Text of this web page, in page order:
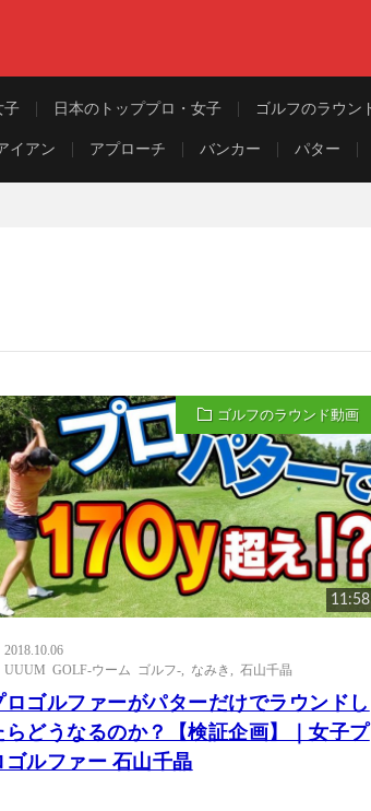
子 日本のトッププロ・女子 ゴルフのラウン
イアン アプローチ バンカー パター
ゴルフのラウンド動画
11:58
2018.10.06
UUUM GOLF-ウーム ゴルフ-
なみき ,石山千晶
ロゴルファーがパターだけでラウンドし
らどうなるのか？【検証企画】｜女子プ
ゴルファー 石山千晶